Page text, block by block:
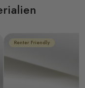
Renter Friendly